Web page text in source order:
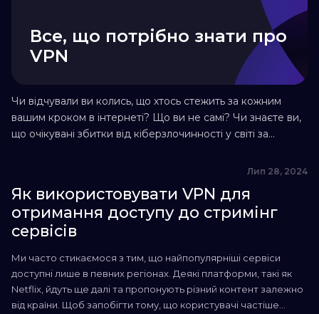
Все, що потрібно знати про
VPN
Чи відчували ви колись, що хтось стежить за кожним
вашим кроком в інтернеті? Що ви не самі? Чи знаєте ви,
що очікувані збитки від кіберзлочинності у світі за
США? Так, усе правильно — трильйонів. Дедалі більше
інтернетом, і їм треба дбати про конфіденційність. У...
Лип 28, 2024
Як використовувати VPN для
отримання доступу до стримінг
сервісів
Ми часто стикаємося з тим, що найпопулярніші сервіси
доступні лише в певних регіонах. Деякі платформи, такі як
Netflix, йдуть ще далі та пропонують різний контент залежно
від країни. Щоб запобігти тому, що користувачі частіше